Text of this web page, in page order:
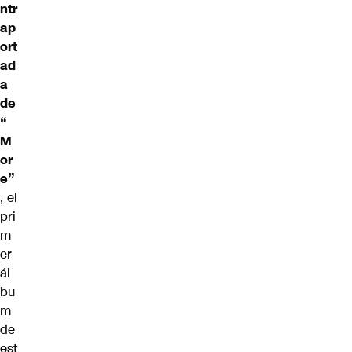
ntr
ap
ort
ad
a
de
“
M
or
e”
, el
pri
m
er
ál
bu
m
de
est